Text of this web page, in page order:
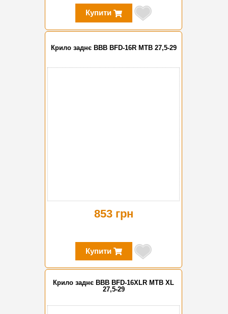
Купити
Крило заднє BBB BFD-16R MTB 27,5-29
853 грн
Купити
Крило заднє BBB BFD-16XLR MTB XL
27,5-29